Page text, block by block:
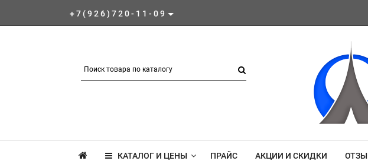
+7(926)720-11-09
КАТАЛОГ И ЦЕНЫ ПРАЙС АКЦИИ И СКИДКИ